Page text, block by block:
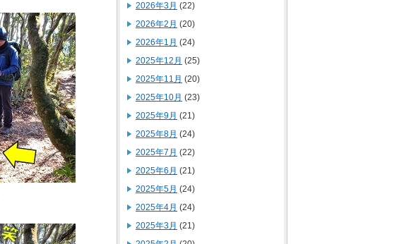
2026年3月 (22)
2026年2月 (20)
2026年1月 (24)
2025年12月 (25)
2025年11月 (20)
2025年10月 (23)
2025年9月 (21)
2025年8月 (24)
2025年7月 (22)
2025年6月 (21)
2025年5月 (24)
2025年4月 (24)
2025年3月 (21)